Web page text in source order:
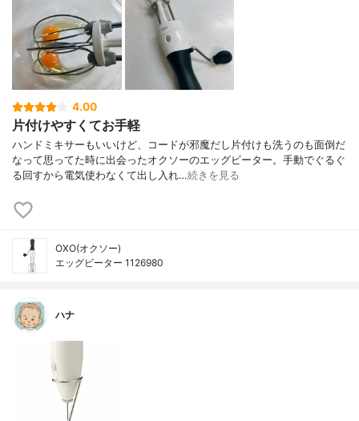
4.00
片付けやすくてお手軽
ハンドミキサーもいいけど、コードが邪魔だし片付けも洗うのも面倒だ
なって思ってた時に出会ったオクソーのエッグビーター。手動でぐるぐ
る回すから電気使わなくて出し入れ…続きを見る
OXO(オクソー)
エッグビーター 1126980
ハナ